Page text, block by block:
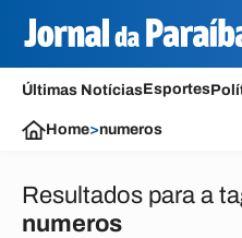
Últimas NotíciasEsportes
Home>numeros
Resultados para a
numeros